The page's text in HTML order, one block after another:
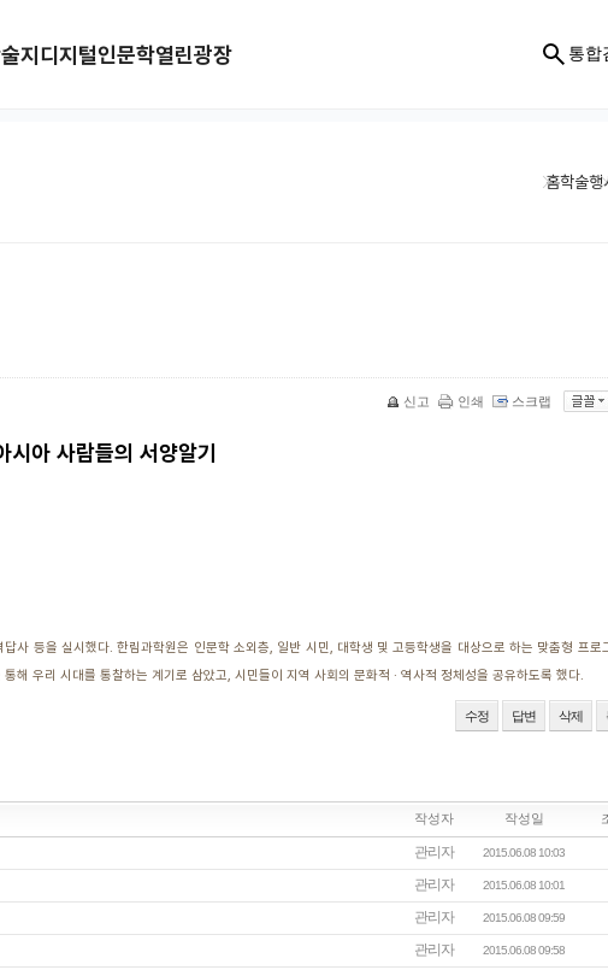
지디지털인문학열린광장 통합
홈학술행
신고 인쇄 스크랩
아 사람들의 서양알기
사 등을 실시했다. 한림과학원은 인문학 소외층, 일반 시민, 대학생 및 고등학생을 대상으로 하는 맞춤형 프
우리 시대를 통찰하는 계기로 삼았고, 시민들이 지역 사회의 문화적 · 역사적 정체성을 공유하도록 했다.
수정 답변 삭제
작성자 작성일
관리자 2015.06.08 10:03
관리자 2015.06.08 10:01
관리자 2015.06.08 09:59
관리자 2015.06.08 09:58